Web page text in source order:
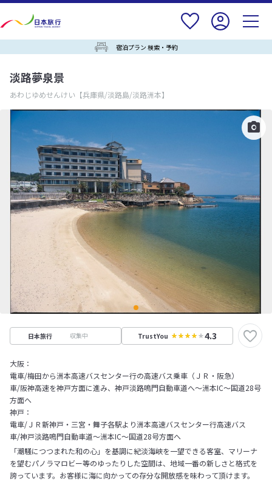
宿泊プラン 検索・予約
淡路夢泉景
あわじゆめせんけい 【兵庫県/淡路島/淡路洲本】
日本旅行 収集中 TrustYou 4.3
大阪：
電車/梅田から洲本高速バスセンター行の高速バス乗車（ＪＲ・阪急）
車/阪神高速を神戸方面に進み、神戸淡路鳴門自動車道へ～洲本IC～国道28号
方面へ
神戸：
電車/ＪＲ新神戸・三宮・舞子各駅より洲本高速バスセンター行高速バス
車/神戸淡路鳴門自動車道～洲本IC～国道28号方面へ
「潮騒につつまれた和の心」を基調に紀淡海峡を一望できる客室、マリーナ
を望むパノラマロビー等のゆったりした空間は、地域一番の新しさと格式を
誇っています。お客様に海に向かっての存分な開放感を味わって頂けます。